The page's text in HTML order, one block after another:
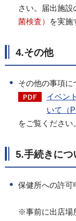
さい。届出施設
菌検査）
を実施
4.その他
その他の事項に
イベン
いて（
をご覧ください
5.手続きにつ
保健所への許可
※事前に出店場